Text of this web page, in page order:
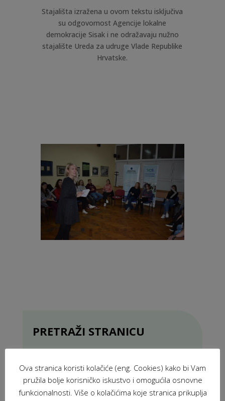
Stajališta izražena u ovom tekstu isključiva
su odgovornost Agencije lokalne
demokracije Sisak i ne odražavaju nužno
stajalište Ureda za udruge Vlade Republike
Hrvatske.
PRETRAŽI STRANICU
Ova stranica koristi kolačiće (eng. Cookies) kako bi Vam
pružila bolje korisničko iskustvo i omogućila osnovne
funkcionalnosti. Više o kolačićima koje stranica prikuplja